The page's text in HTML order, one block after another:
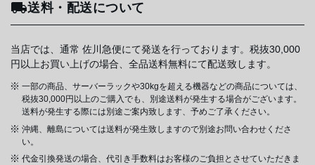
送料・配送について
当店では、通常 佐川急便にて発送を行っております。税抜30,000
円以上お買い上げの場合、全品送料無料にて配送致します。
一部の商品、サーバーラックや30kgを超える機器などの商品については、
税抜30,000円以上のご購入でも、別途送料が発生する場合がございます。
送料が発生する際には別途ご案内致します、予めご了承ください。
沖縄、離島については送料が発生致しますので別途お問い合わせくださ
い。
代金引換発送の場合、代引き手数料はお客様のご負担とさせていただきま